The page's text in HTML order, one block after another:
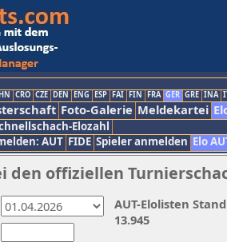
CRO CZE DEN ENG ESP FAI FIN FRA GER GRE INA
Foto-Galerie Meldekartei
Elozahl
AUT FIDE Spieler anmelden Elo
den offiziellen
AUT-Elolisten
13.945